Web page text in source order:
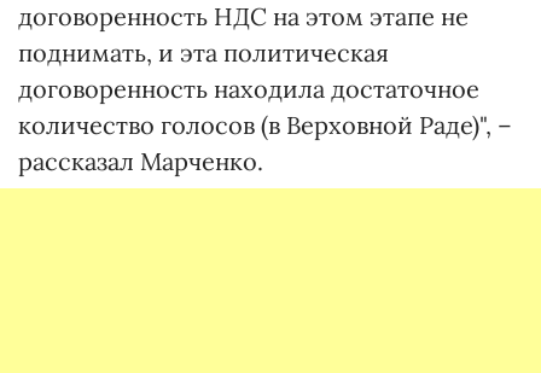
договоренность НДС на этом этапе не
поднимать, и эта политическая
договоренность находила достаточное
количество голосов (в Верховной Раде)", –
рассказал Марченко.